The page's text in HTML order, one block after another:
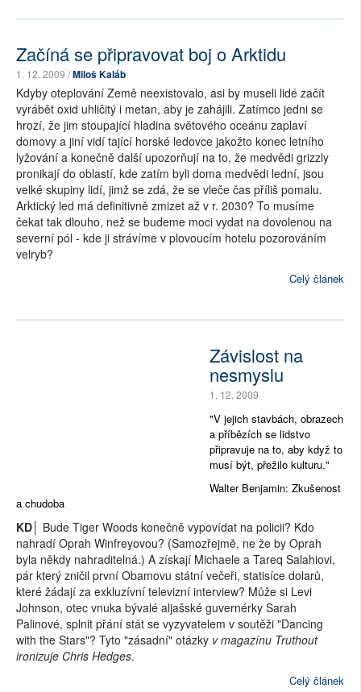
Začíná se připravovat boj o Arktidu
1. 12. 2009 /Miloš Kaláb
Kdyby oteplování Země neexistovalo, asi by museli lidé začít
vyrábět oxid uhličitý i metan, aby je zahájili. Zatímco jedni se
hrozí, že jim stoupající hladina světového oceánu zaplaví
domovy a jiní vidí tající horské ledovce jakožto konec letního
lyžování a konečně další upozorňují na to, že medvědi grizzly
pronikají do oblastí, kde zatím byli doma medvědi lední, jsou
velké skupiny lidí, jimž se zdá, že se vleče čas příliš pomalu.
Arktický led má definitivně zmizet až v r. 2030? To musíme
čekat tak dlouho, než se budeme moci vydat na dovolenou na
severní pól - kde ji strávíme v plovoucím hotelu pozorováním
velryb?
Celý článek
Závislost na
nesmyslu
1. 12. 2009
"V jejich stavbách, obrazech
a příbězích se lidstvo
připravuje na to, aby když to
musí být, přežilo kulturu."
Walter Benjamin: Zkušenost
a chudoba
KD│
Bude Tiger Woods konečně vypovídat na policii? Kdo
nahradí Oprah Winfreyovou? (Samozřejmě, ne že by Oprah
byla někdy nahraditelná.) A získají Michaele a Tareq Salahiovi,
pár který zničil první Obamovu státní večeři, statisíce dolarů,
které žádají za exkluzívní televizní interview? Může si Levi
Johnson, otec vnuka bývalé aljašské guvernérky Sarah
Palinové, splnit přání stát se vyzyvatelem v soutěži "Dancing
with the Stars"? Tyto "zásadní" otázky v magazínu Truthout
ironizuje Chris Hedges.
Celý článek